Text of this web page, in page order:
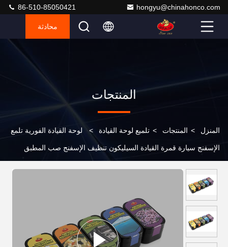
hongyu@chinahonco.com
86-510-85050421
محادثة
المنتجات
المنزل > المنتجات > تلميع لوحة القيادة > لوحة القيادة الفورية تلمع
الإسفنج سيارة قمرة القيادة السيليكون تنظيف الإسفنج صب المطبق